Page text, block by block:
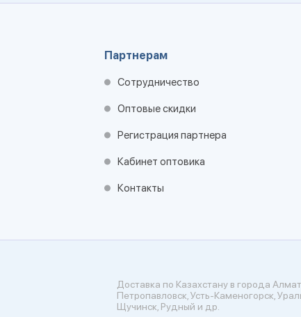
Партнерам
Сотрудничество
Оптовые скидки
Регистрация партнера
Кабинет оптовика
Контакты
Доставка по Казахстану в города
Петропавловск, Усть-Каменогорск,
Щучинск, Рудный и др.